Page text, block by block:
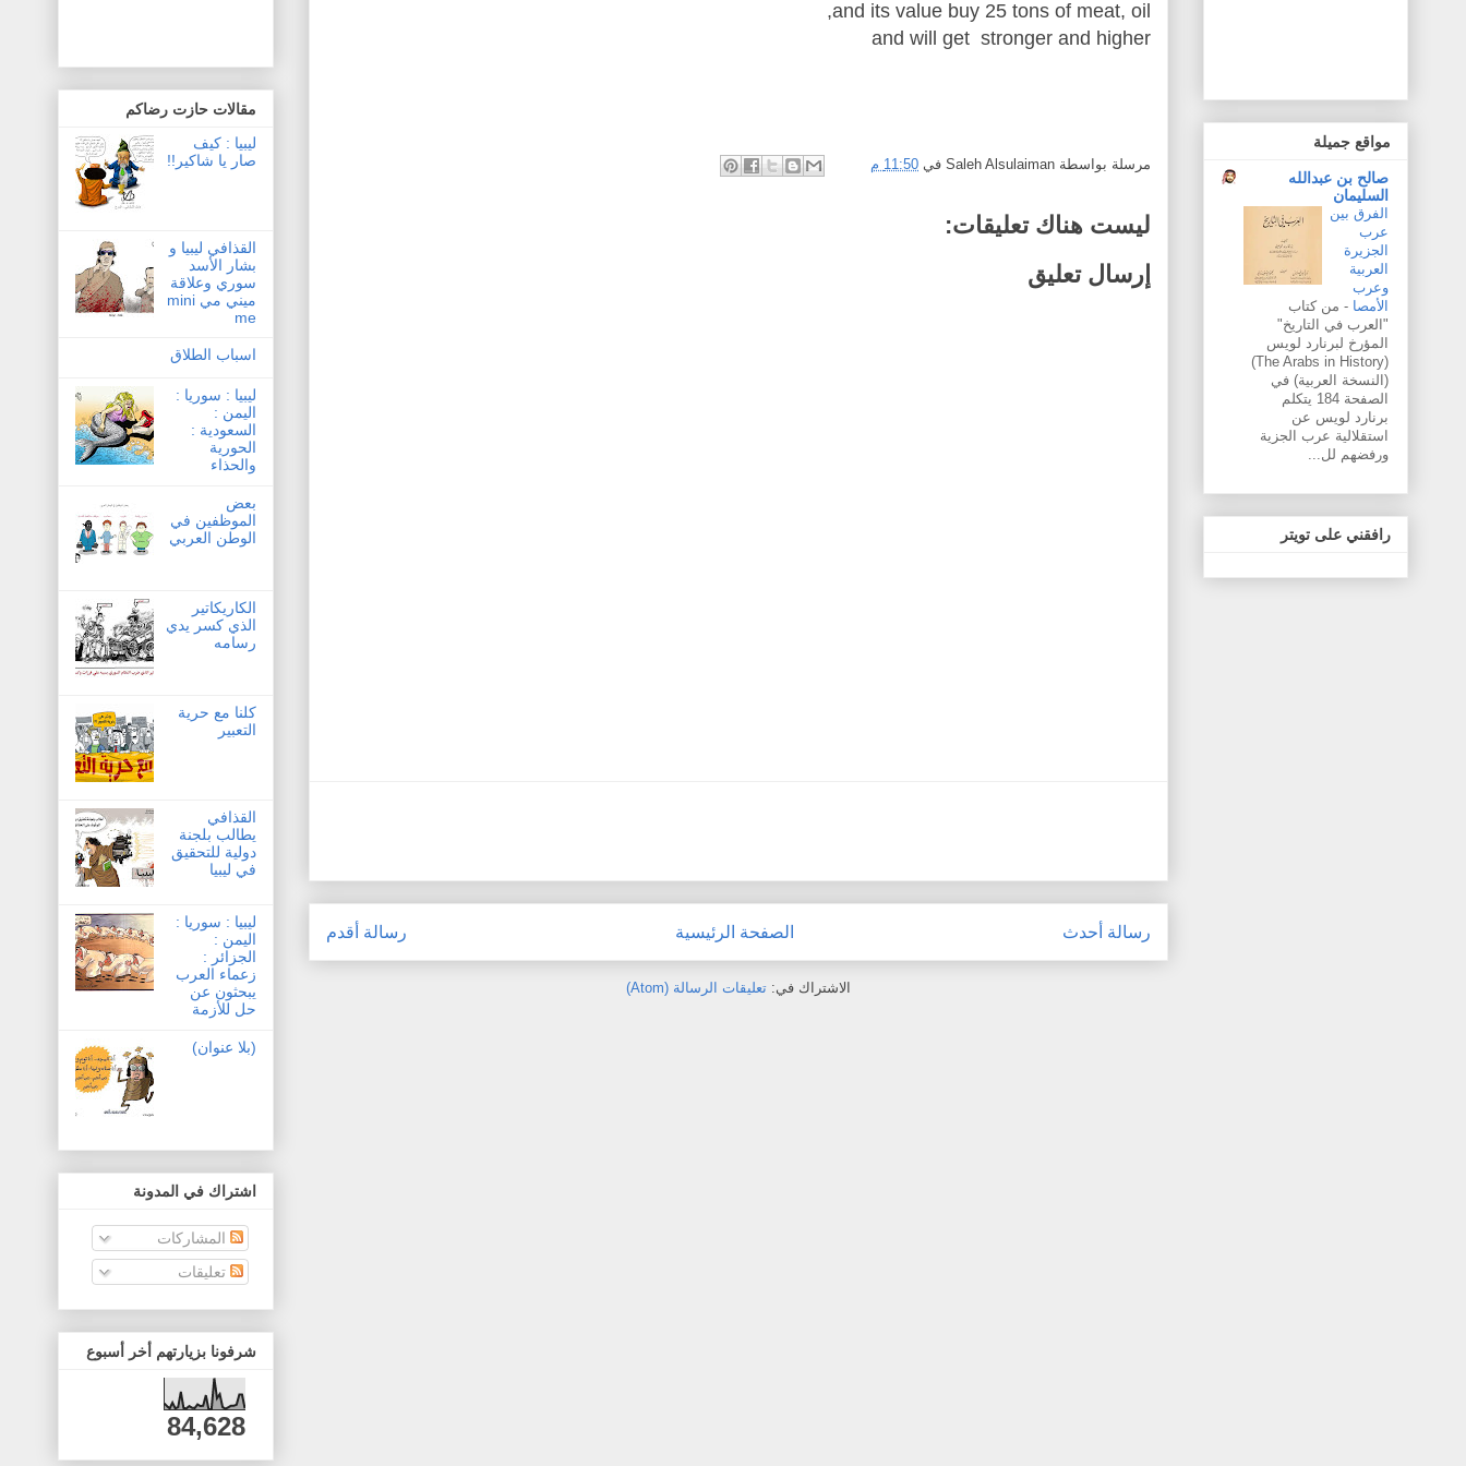
and its value buy 25 tons of meat, oil,
and will get stronger and higher
مرسلة بواسطة Saleh Alsulaiman في 11:50 م
ليست هناك تعليقات:
إرسال تعليق
رسالة أحدث رسالة أقدم الصفحة الرئيسية
الاشتراك في: تعليقات الرسالة (Atom)
مقالات حازت رضاكم
ليبيا : كيف
صار يا شاكير!!
القذافي ليبيا و
بشار الأسد
سوري وعلاقة
ميني مي mini
me
اسباب الطلاق
ليبيا : سوريا :
اليمن :
السعودية :
الحورية
والحذاء
بعض
الموظفين في
الوطن العربي
الكاريكاتير
الذي كسر يدي
رسامه
كلنا مع حرية
التعبير
القذافي
يطالب بلجنة
دولية للتحقيق
في ليبيا
ليبيا : سوريا :
اليمن :
الجزائر :
زعماء العرب
يبحثون عن
حل للأزمة
(بلا عنوان)
اشتراك في المدونة
المشاركات
تعليقات
شرفونا بزيارتهم أخر أسبوع
84,628
مواقع جميلة
صالح بن عبدالله
السليمان
الفرق بين
عرب
الجزيرة
العربية
وعرب
الأمصا- من كتاب
"العرب في التاريخ"
المؤرخ لبرنارد لويس
(The Arabs in History)
(النسخة العربية) في
الصفحة 184 يتكلم
برنارد لويس عن
استقلالية عرب الجزية
ورفضهم لل...
رافقني على تويتر